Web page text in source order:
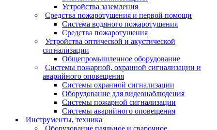
Устройства заземления
Средства пожаротушения и первой помощи
Система водяного пожаротушения
Средства пожаротушения
Устройства оптической и акустической
сигнализации
Общепромышленное оборудование
Системы пожарной, охранной сигнализации и
аварийного оповещения
Системы охранной сигнализации
Оборудование для видеонаблюдения
Системы пожарной сигнализации
Системы аварийного оповещения
Инструменты, техника
Оборудование паяльное и сварочное